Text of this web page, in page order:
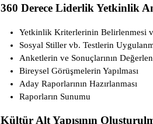
360 Derece Liderlik Yetkinlik
Yetkinlik Kriterlerinin Belirlenmesi
Sosyal Stiller vb. Testlerin
Anketlerin ve Sonuçlarının
Bireysel Görüşmelerin Yapılması
Aday Raporlarının Hazırlanması
Raporların Sunumu
Kültür Alt Yapısının